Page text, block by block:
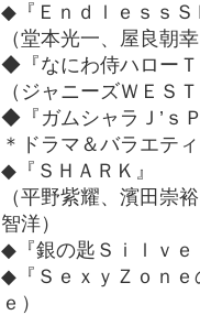
◆『ＥｎｄｌｅｓｓＳ
（堂本光一、屋良朝
◆『なにわ侍ハロー
（ジャニーズＷＥＳ
◆『ガムシャラＪ’ｓ
＊ドラマ＆バラエテ
◆『ＳＨＡＲＫ』
（平野紫耀、濱田崇
智洋）
◆『銀の匙Ｓｉｌｖ
◆『ＳｅｘｙＺｏｎｅ
ｅ）